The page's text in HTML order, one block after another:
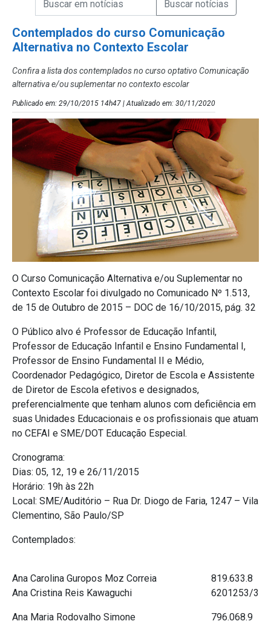
Contemplados do curso Comunicação
Alternativa no Contexto Escolar
Confira a lista dos contemplados no curso optativo Comunicação
alternativa e/ou suplementar no contexto escolar
Publicado em: 29/10/2015 14h47 | Atualizado em: 30/11/2020
O Curso Comunicação Alternativa e/ou Suplementar no
Contexto Escolar foi divulgado no Comunicado Nº 1.513,
de 15 de Outubro de 2015 – DOC de 16/10/2015, pág. 32
O Público alvo é Professor de Educação Infantil,
Professor de Educação Infantil e Ensino Fundamental I,
Professor de Ensino Fundamental II e Médio,
Coordenador Pedagógico, Diretor de Escola e Assistente
de Diretor de Escola efetivos e designados,
preferencialmente que tenham alunos com deficiência em
suas Unidades Educacionais e os profissionais que atuam
no CEFAI e SME/DOT Educação Especial.
Cronograma:
Dias: 05, 12, 19 e 26/11/2015
Horário: 19h às 22h
Local: SME/Auditório – Rua Dr. Diogo de Faria, 1247 – Vila
Clementino, São Paulo/SP
Contemplados:
Ana Carolina Guropos Moz Correia
819.633.8
Ana Cristina Reis Kawaguchi
6201253/3
Ana Maria Rodovalho Simone 796.068.9